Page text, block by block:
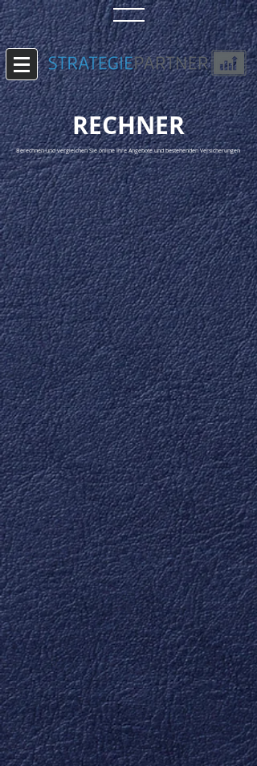
RECHNER
Berechnen und vergleichen Sie online Ihre Angebote und bestehenden Versicherungen